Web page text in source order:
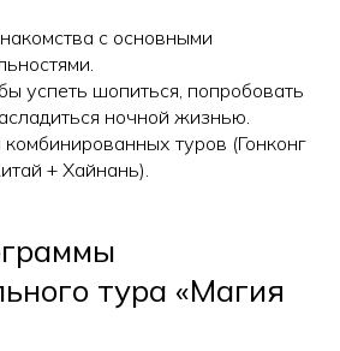
с основными
успеть шопиться, попробовать
ночной жизнью.
туров (Гонконг
+ Хайнань).
тура «Магия